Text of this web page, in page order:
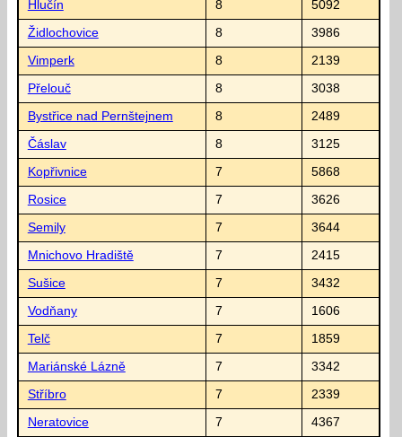
Hlučín 8 5092
Židlochovice 8 3986
Vimperk 8 2139
Přelouč 8 3038
Bystřice nad Pernštejnem 8 2489
Čáslav 8 3125
Kopřivnice 7 5868
Rosice 7 3626
Semily 7 3644
Mnichovo Hradiště 7 2415
Sušice 7 3432
Vodňany 7 1606
Telč 7 1859
Mariánské Lázně 7 3342
Stříbro 7 2339
Neratovice 7 4367